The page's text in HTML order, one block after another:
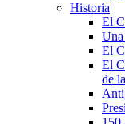
Historia
El
Una
El
El
de